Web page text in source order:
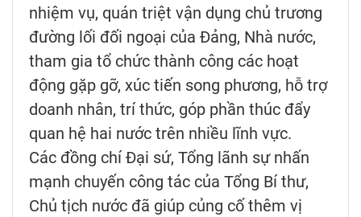
nhiệm vụ, quán triệt vận dụng chủ trương
đường lối đối ngoại của Đảng, Nhà nước,
tham gia tổ chức thành công các hoạt
động gặp gỡ, xúc tiến song phương, hỗ trợ
doanh nhân, trí thức, góp phần thúc đẩy
quan hệ hai nước trên nhiều lĩnh vực.
Các đồng chí Đại sứ, Tổng lãnh sự nhấn
mạnh chuyến công tác của Tổng Bí thư,
Chủ tịch nước đã giúp củng cố thêm vị